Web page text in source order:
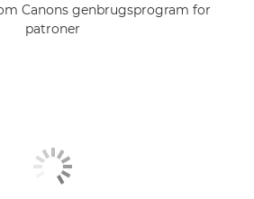
Canons genbrugsprogram for
patroner